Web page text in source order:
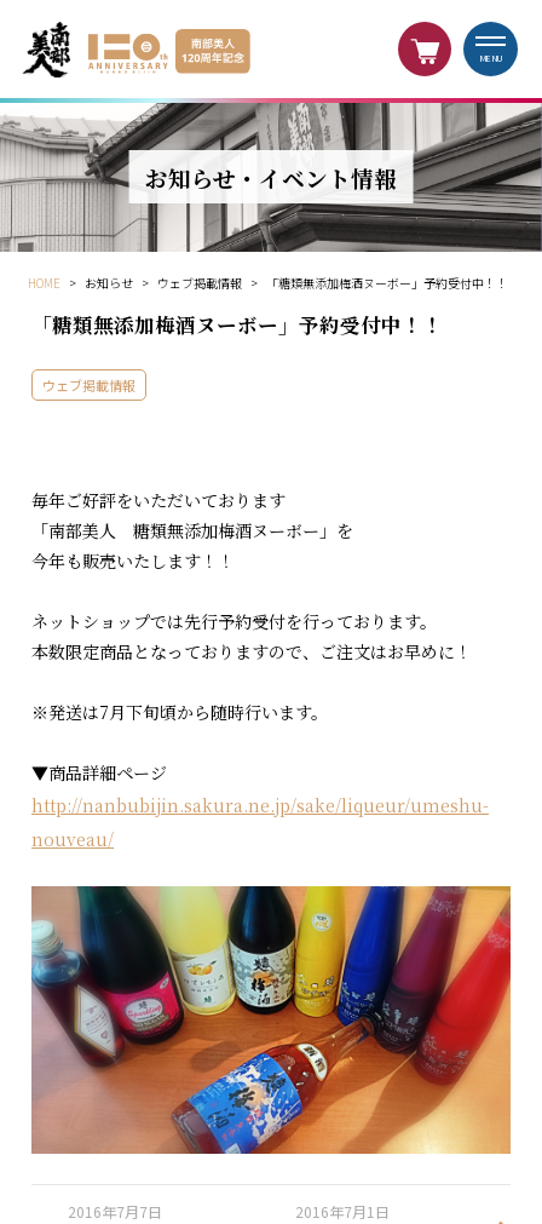
MENU
お知らせ・イベント情報
HOME > お知らせ > ウェブ掲載情報 > 「糖類無添加梅酒ヌーボー」予約受付中！！
「糖類無添加梅酒ヌーボー」予約受付中！！
ウェブ掲載情報
毎年ご好評をいただいております
「南部美人 糖類無添加梅酒ヌーボー」を
今年も販売いたします！！
ネットショップでは先行予約受付を行っております。
本数限定商品となっておりますので、ご注文はお早めに！
※発送は7月下旬頃から随時行います。
▼商品詳細ページ
http://nanbubijin.sakura.ne.jp/sake/liqueur/umeshu-
nouveau/
2016年7月7日 2016年7月1日